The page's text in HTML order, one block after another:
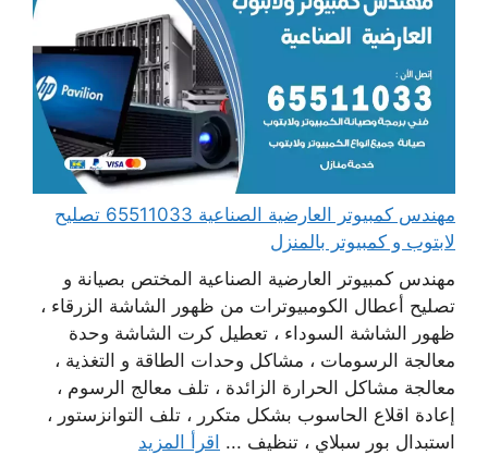
مهندس كمبيوتر العارضية الصناعية 65511033 تصليح
لابتوب و كمبيوتر بالمنزل
مهندس كمبيوتر العارضية الصناعية المختص بصيانة و
تصليح أعطال الكومبيوترات من ظهور الشاشة الزرقاء ،
ظهور الشاشة السوداء ، تعطيل كرت الشاشة وحدة
معالجة الرسومات ، مشاكل وحدات الطاقة و التغذية ،
معالجة مشاكل الحرارة الزائدة ، تلف معالج الرسوم ،
إعادة اقلاع الحاسوب بشكل متكرر ، تلف التوانزستور ،
استبدال بور سبلاي ، تنظيف ... اقرأ المزيد